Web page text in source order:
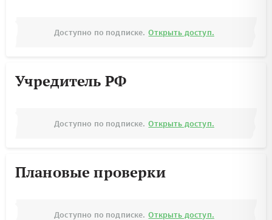
Доступно по подписке. Открыть доступ.
Учредитель РФ
Доступно по подписке. Открыть доступ.
Плановые проверки
Доступно по подписке. Открыть доступ.